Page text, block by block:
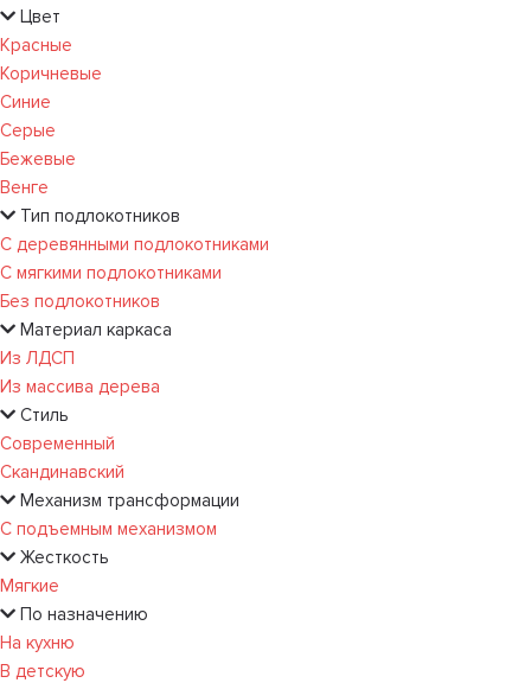
Цвет
Красные
Коричневые
Синие
Серые
Бежевые
Венге
Тип подлокотников
С деревянными подлокотниками
С мягкими подлокотниками
Без подлокотников
Материал каркаса
Из ЛДСП
Из массива дерева
Стиль
Современный
Скандинавский
Механизм трансформации
С подъемным механизмом
Жесткость
Мягкие
По назначению
На кухню
В детскую